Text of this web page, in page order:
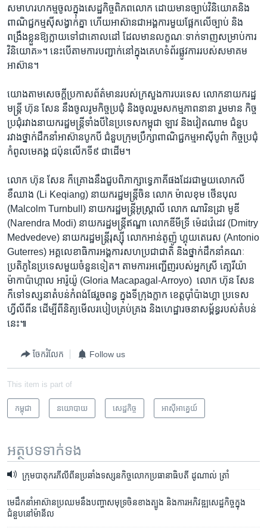
សមាហរហ​កម្ម​ចូលក្នុង​សេដ្ឋកិច្ច​ពិភព​លោក ​ដោយ​មាន​ច្បាប់​វិនិយោគ​និង​
ពាណិជ្ជ​កម្ម​ស៊ី​សង្វាក់​គ្នា ​ហើយ​អាស៊ាន​ជា​អង្គការ​មួយ​ផ្អែក​លើ​ច្បាប់​ និង​
ពង្រឹង​ខ្លួន​ឱ្យ​ក្លាយ​ទៅជា​គោលដៅ​ ដែល​មាន​លក្ខណៈ​ទាក់ទាញ​សម្រាប់​ការ​
វិនិយោគ»។​ ​នេះ​បើតាម​ការ​បញ្ជាក់​នៅ​ក្នុង​គេហ​ទំព័រ​ផ្លូវការ​របស់​សមាគម​
អាស៊ាន។​
យោង​តាម​សេចក្តី​ប្រកាស​ព័ត៌មាន​របស់​ក្រសួង​ការ​បរទេស​ លោក​នាយក​រដ្ឋ
មន្ត្រី​ ​ហ៊ុន សែន​ ​នឹង​ចូល​រូមកិច្ច​ប្រជុំ​ ​និង​ចូលរួម​សកម្មភាព​នានា​ រួមមាន កិច្ច​
ប្រជុំ​រវាង​នាយក​រដ្ឋមន្ត្រី​ទាំង​បី​នៃ​ប្រទេស​កម្ពុជា​ ឡាវ​ និង​វៀតណាម​ ជំនួប​
រវាង​ថ្នាក់​ដឹកនាំ​អាស៊ាន​បូក​បី​ ​ជំនួបក្រុម​ប្រឹក្សា​ពាណិជ្ជ​កម្ម​អាស៊ី​បូព៌ា​ កិច្ច​ប្រជុំ​
កំពូល​មេគង្គ​ ជប៉ុន​លើក​ទី​៩​ ជាដើម។​
លោក​ ​ហ៊ុន សែន ក៏គ្រោង​នឹង​ជួប​ពិភាក្សា​ទេ្វភាគី​ផង​ដែរ​ជាមួយ​លោក​លី
ខឺឈាង​ ​(Li Keqiang) ​នាយក​រដ្ឋមន្ត្រី​ចិន​ ​លោក​ ​ម៉ាលខុម​ ថើន​បុល​
(Malcolm Turnbull) ​នាយករដ្ឋមន្ត្រី​អូស្ត្រាលី​ ​លោក​ ណារិន​ដ្រា​ មូឌី​
(Narendra Modi) ​នាយក​រដ្ឋមន្ត្រីឥណ្ឌា លោក​ឌីមីទ្រី​ ម៉េដវ៉េដេវ (Dmitry
Medvedeve)​ នាយក​រដ្ឋមន្ត្រី​រុស្ស៊ី លោកអាន់​តូញ៉ូ ហ្គុយតេរេស​ (Antonio
Guterres) ​អគ្គលេខា​ធិការ​អង្គការ​សហ​ប្រជាជាតិ​ និង​ថ្នាក់​ដឹកនាំ​គណៈ​
ប្រតិភូ​នៃ​ប្រទេស​មួយ​ចំនួន​ទៀត។​ តាម​ការ​អញ្ជើញ​របស់​អ្នកស្រី​ គោ្លរីយ៉ា​
ម៉ាកាប៉ាហ្កាល​ អារ៉ូយ៉ូ​ (Gloria Macapagal-Arroyo) ​ ​លោក​ ​ហ៊ុន សែន​ ​
ក៏​ទៅ​ទស្សនា​តំបន់​កំពង់​ផែ​រួចពន្ធ ក្នុង​ទីក្រុង​ក្លាក​ ខេត្ត​ប៉ាំប៉ាង​ហ្គា​ ប្រទេស​
ហ្វីលីពីន​ ​ដើម្បី​ពីនិត្យ​មើល​របៀប​គ្រប់​គ្រង​ និង​ហេដ្ឋា​រចនាសម្ព័ន្ធ​របស់​តំបន់​
នេះ៕
ចែករំលែក Follow us
This item is part of
កម្ពុជា នយោបាយ សេដ្ឋកិច្ច អាស៊ី​អាគ្នេយ៍
អត្ថបទ​ទាក់ទង
ក្រុមបាតុករភីលីពីនប្រឆាំងទស្សនកិច្ចលោកប្រធានាធិបតី ដូណាល់ ត្រាំ
មេដឹកនាំ​អាស៊ាន​ប្រឈម​នឹង​បញ្ហា​សមុទ្រចិន​ខាងត្បូង ​និង​ការអភិវឌ្ឍ​សេដ្ឋកិច្ច​ក្នុង​
ជំនួប​នៅ​ម៉ានីល